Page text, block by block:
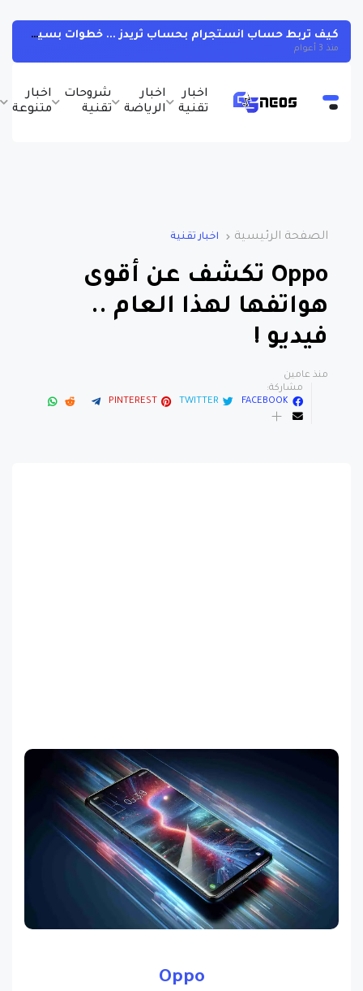
اخبار
تقنية
اخبار
الرياضة
شروحات
تقنية
اخبار
متنوعة
كيف تربط حساب انستجرام بحساب ثريدز ... خطوات بسيطة
منذ 3 أعوام
الصفحة الرئيسية اخبار تقنية
Oppo تكشف عن أقوى
هواتفها لهذا العام ..
فيديو !
منذ عامين
مشاركة:
FACEBOOK
TWITTER
PINTEREST
Oppo